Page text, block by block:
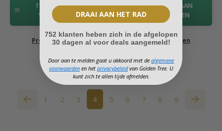
TOEVOEGEN AAN
WINKELWAGEN
Product bekijken
TOEVOEGEN AAN
WINKELWAGEN
Product bekijken
1 2 3 4 5 6 7 8 9
DRAAI AAN HET RAD
752 klanten heben zich in de afgelopen
30 dagen al voor deals aangemeld!
Door aan te melden gaat u akkoord met de algemene
voorwaarden en het privacybeleidvan Golden Tree. U
kunt zich te allen tijde afmelden.